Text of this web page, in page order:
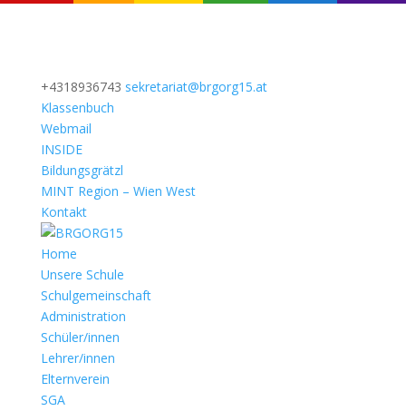
+4318936743 sekretariat@brgorg15.at
Klassenbuch
Webmail
INSIDE
Bildungsgrätzl
MINT Region – Wien West
Kontakt
Home
Unsere Schule
Schulgemeinschaft
Administration
Schüler/innen
Lehrer/innen
Elternverein
SGA